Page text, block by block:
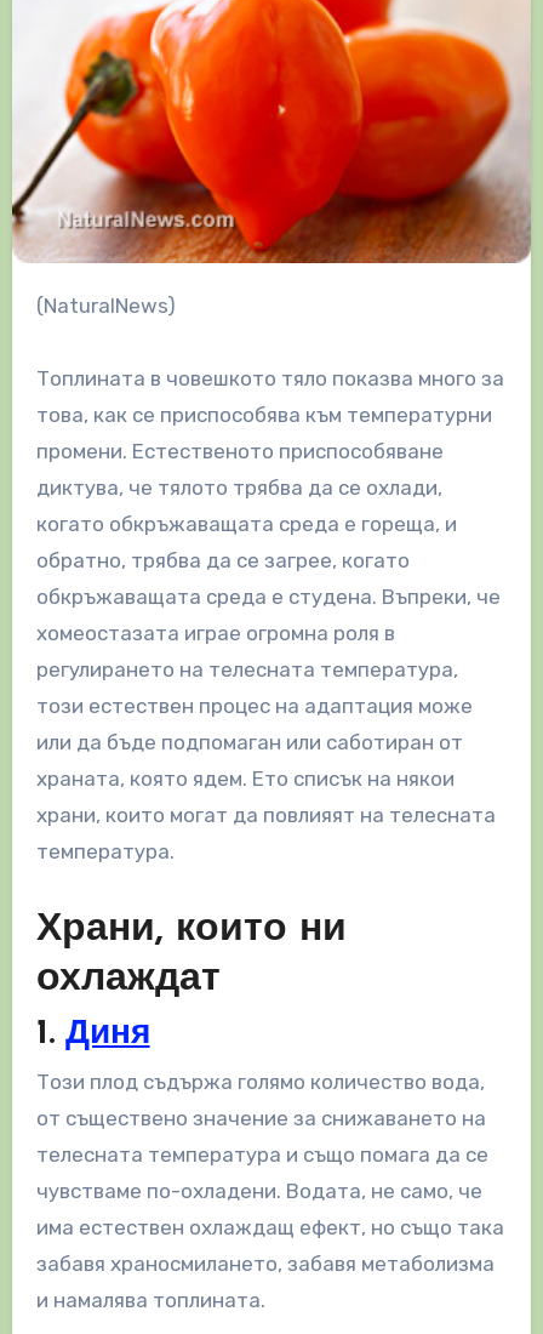
(NaturalNews)
Топлината в човешкото тяло показва много за
това, как се приспособява към температурни
промени. Естественото приспособяване
диктува, че тялото трябва да се охлади,
когато обкръжаващата среда е гореща, и
обратно, трябва да се загрее, когато
обкръжаващата среда е студена. Въпреки, че
хомеостазата играе огромна роля в
регулирането на телесната температура,
този естествен процес на адаптация може
или да бъде подпомаган или саботиран от
храната, която ядем. Ето списък на някои
храни, които могат да повлияят на телесната
температура.
Храни, които ни
охлаждат
1. Диня
Този плод съдържа голямо количество вода,
от съществено значение за снижаването на
телесната температура и също помага да се
чувстваме по-охладени. Водата, не само, че
има естествен охлаждащ ефект, но също така
забавя храносмилането, забавя метаболизма
и намалява топлината.